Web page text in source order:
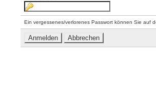
Ein vergessenes/verlorenes Passwort können Sie auf